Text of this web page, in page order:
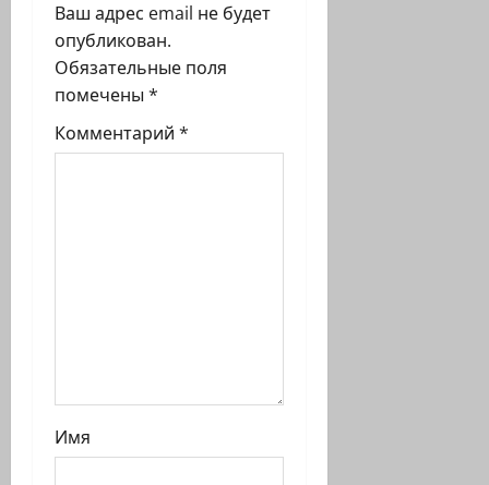
з
а
п
и
Ваш адрес email не будет
опубликован.
Обязательные поля
помечены *
Комментарий *
Имя